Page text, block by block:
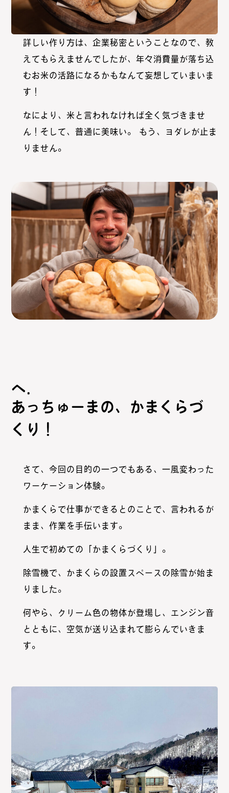
詳しい作り方は、企業秘密ということなので、教
えてもらえませんでしたが、年々消費量が落ち込
むお米の活路になるかもなんて妄想していまいま
す！
なにより、米と言われなければ全く気づきませ
ん！そして、普通に美味い。 もう、ヨダレが止ま
りません。
あっちゅーまの、かまくらづ
くり！
さて、今回の目的の一つでもある、一風変わった
ワーケーション体験。
かまくらで仕事ができるとのことで、言われるが
まま、作業を手伝います。
人生で初めての「かまくらづくり」。
除雪機で、かまくらの設置スペースの除雪が始ま
りました。
何やら、クリーム色の物体が登場し、エンジン音
とともに、空気が送り込まれて膨らんでいきま
す。